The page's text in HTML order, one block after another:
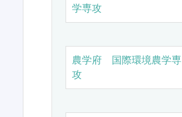
学専攻
農学府 国際環境農学専
攻